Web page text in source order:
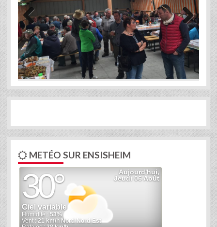
Previous Next
METÉO SUR ENSISHEIM